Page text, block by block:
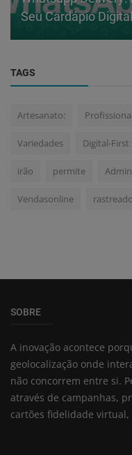
Seu Cardápio
TAGS
Artesanato:
Variedades Digital-First
irão permite
Vendasonline rastreado
SOBRE
A inovação acontece
geolocalização onde
não concorrem entre si.
através de campanhas,
cartões fidelidade virtual,